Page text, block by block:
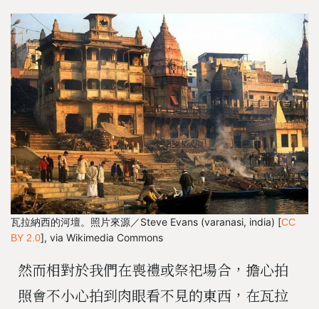
瓦拉納西的河壇。照片來源／Steve Evans (varanasi, india) [CC
BY 2.0], via Wikimedia Commons
然而相對於我們在喪禮或祭祀場合，擔心拍
照會不小心拍到肉眼看不見的東西，在瓦拉